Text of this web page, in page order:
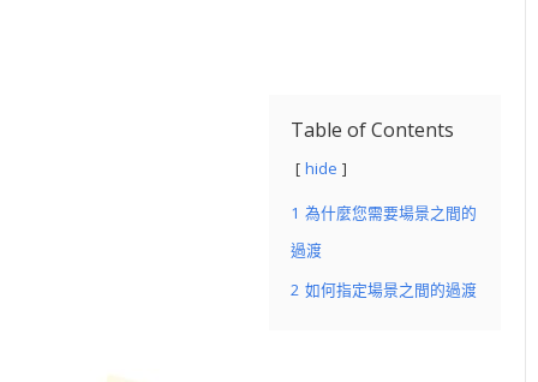
Table of Contents
hide
1 為什麼您需要場景之間的
過渡
2 如何指定場景之間的過渡